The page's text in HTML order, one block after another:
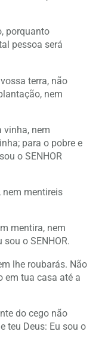
porquanto
pessoa será
terra, não
nem
vinha, nem
para o pobre e
o SENHOR
nem mentireis
mentira, nem
o SENHOR.
lhe roubarás. Não
em tua casa até a
do cego não
teu Deus: Eu sou o